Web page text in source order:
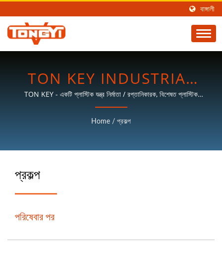
বাঙ্গালী
TON KEY INDUSTRIAL
CO., LTD.
TON KEY - একটি প্লাস্টিক যন্ত্র নির্মাতা / রপ্তানিকারক, বিশেষত প্লাস্টিক
প্রসেসিং যন্ত্রের জন্য পূর্ণ উদ্যোগের প্রকল্প।
Home / প্রকল্প
প্রকল্প
পরিষেবার পর